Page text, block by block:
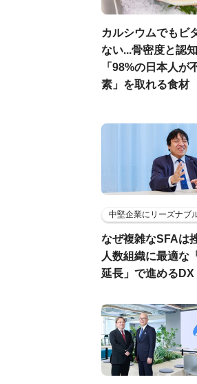
カルシウムでもビ
ない...骨密度と認
「98%の日本人が
素」を取れる食材
中堅企業にリーズナブ
なぜ複雑なSFAは
人数組織に最適な
延長」で進めるDX